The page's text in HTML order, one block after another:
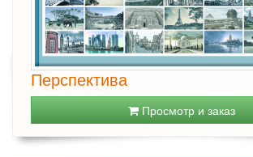
Перспектива
Просмотр и заказ